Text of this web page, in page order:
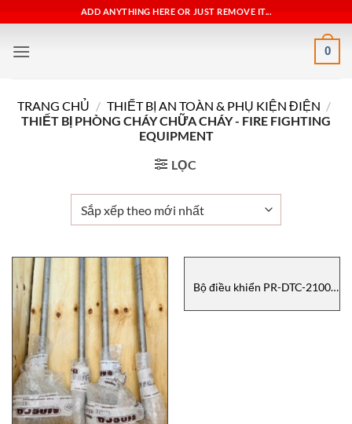
qua
nội
ADD ANYTHING HERE OR JUST REMOVE IT...
0
TRANG CHỦ / THIẾT BỊ AN TOÀN & PHỤ KIỆN ĐIỆN /
THIẾT BỊ PHÒNG CHÁY CHỮA CHÁY - FIRE FIGHTING
EQUIPMENT
LỌC
Bộ điều khiển PR-DTC-2100